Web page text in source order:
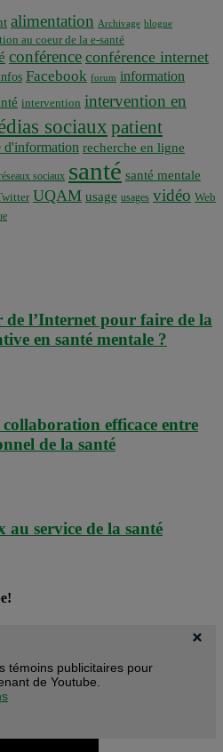
alimentation Archivage blogue
au coeur de la e-santé
conférence conférence internet
Facebook forum information
intervention intervention en
sociaux patient
d'information recherche en ligne
sociaux santé santé mentale
UQAM usage usages vidéo Web
de l’Internet pour faire de la
en santé mentale ?
efficace entre
de la santé
au service de la santé
témoins publicitaires pour
de Youtube.